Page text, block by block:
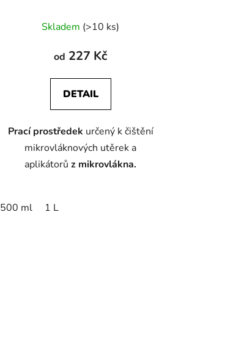
hodnocení
produktu
5,0
z
hvězdiček.
Skladem (>10 ks)
od 227 Kč
DETAIL
Prací prostředek určený k čištění
mikrovláknových utěrek a
aplikátorůz mikrovlákna.
500 ml 1 L